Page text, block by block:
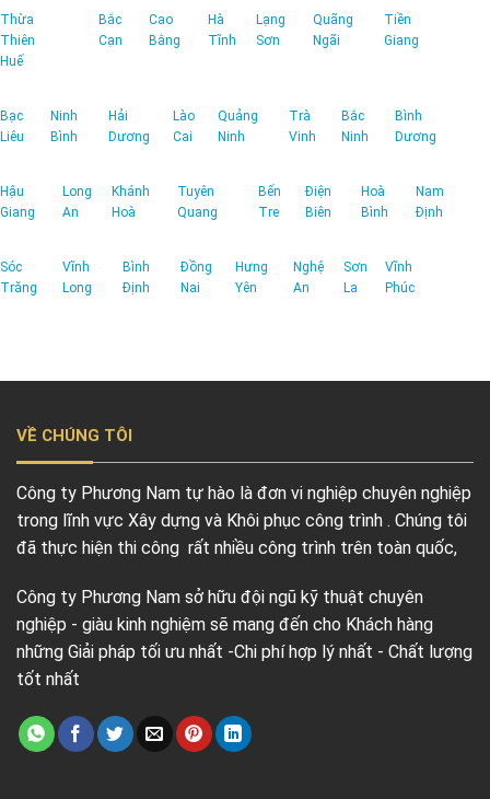
Thừa
Thiên
Huế
Bắc
Cạn
Cao
Bằng
Hà
Tĩnh
Lạng
Sơn
Quãng
Ngãi
Tiền
Giang
Bạc
Liêu
Ninh
Bình
Hải
Dương
Lào
Cai
Quảng
Ninh
Trà
Vinh
Bắc
Ninh
Bình
Dương
Hậu
Giang
Long
An
Khánh
Hoà
Tuyên
Quang
Bến
Tre
Điện
Biên
Hoà
Bình
Nam
Định
Sóc
Trăng
Vĩnh
Long
Bình
Định
Đồng
Nai
Hưng
Yên
Nghệ
An
Sơn
La
Vĩnh
Phúc
VỀ CHÚNG TÔI
Công ty Phương Nam tự hào là đơn vi nghiệp chuyên nghiệp
trong lĩnh vực Xây dựng và Khôi phục công trình . Chúng tôi
đã thực hiện thi công rất nhiều công trình trên toàn quốc,
Công ty Phương Nam sở hữu đội ngũ kỹ thuật chuyên
nghiệp - giàu kinh nghiệm sẽ mang đến cho Khách hàng
những Giải pháp tối ưu nhất -Chi phí hợp lý nhất - Chất lượng
tốt nhất